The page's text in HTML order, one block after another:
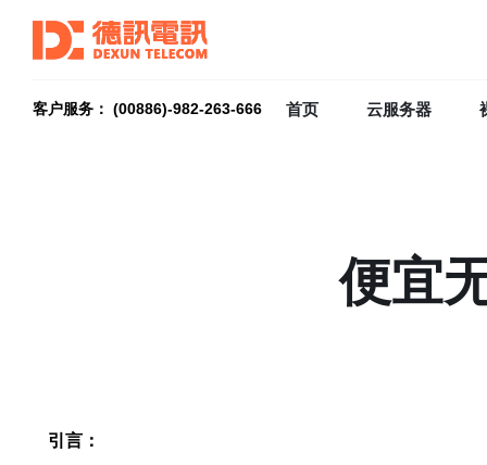
客户服务： (00886)-982-263-666 首页 云服务器
便宜
引言：